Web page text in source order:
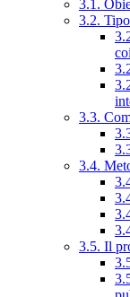
3.1.
3.2.
3.3.
3.4.
3.5. Il